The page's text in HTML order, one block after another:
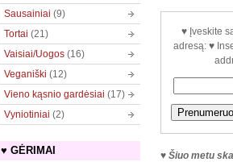
♥ Įveskite
adresą: ♥
♥ Šiuo metu
Sausainiai (9)
Tortai (21)
Vaisiai/Uogos (16)
Veganiški (12)
Vieno kąsnio gardėsiai (17)
Vyniotiniai (2)
♥ GĖRIMAI